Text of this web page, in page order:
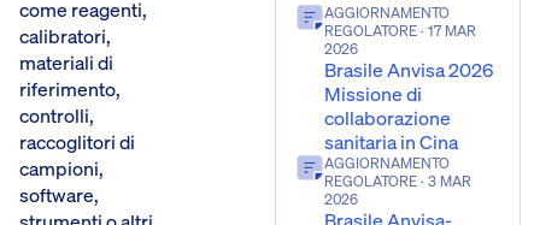
come reagenti,
calibratori,
materiali di
riferimento,
controlli,
raccoglitori di
campioni,
software,
AGGIORNAMENTO
REGOLATORE· 17 MAR
2026
Brasile Anvisa 2026
Missione di
collaborazione
sanitaria in Cina
AGGIORNAMENTO
REGOLATORE· 3 MAR
2026